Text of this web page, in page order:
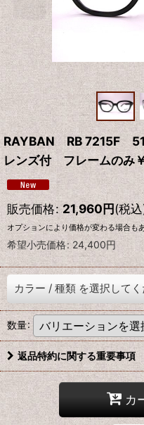
RAYBAN RB 7215F 51
レンズ付 フレームのみ
販売価格: 21,960円(税
オプションにより価格が変わる場合も
希望小売価格: 24,400円
カラー / 種類 を選択して
数量:
返品特約に関する重要事項
カ